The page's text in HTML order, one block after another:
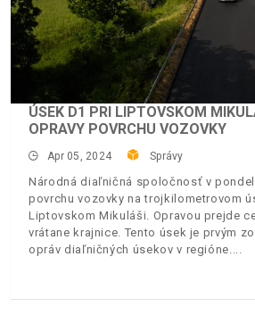
ÚSEK D1 PRI LIPTOVSKOM
OPRAVY POVRCHU VOZOVKY
Apr 05, 2024 Správy
Národná diaľničná spoločnosť v
povrchu vozovky na trojkilometrovom
Liptovskom Mikuláši. Opravou prejde
vrátane krajnice. Tento úsek je prvým
opráv diaľničných úsekov v regióne.